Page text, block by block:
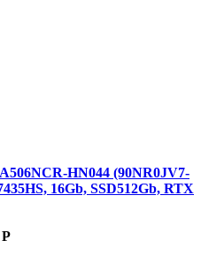
HN044 (90NR0JV7-
16Gb, SSD512Gb, RTX
Р